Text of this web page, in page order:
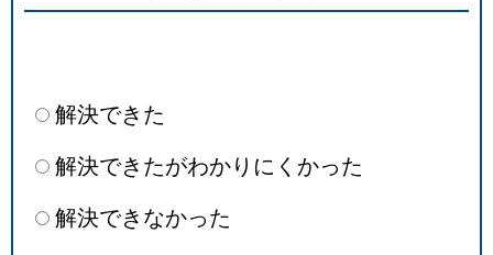
解決できた
解決できたがわかりにくかった
解決できなかった